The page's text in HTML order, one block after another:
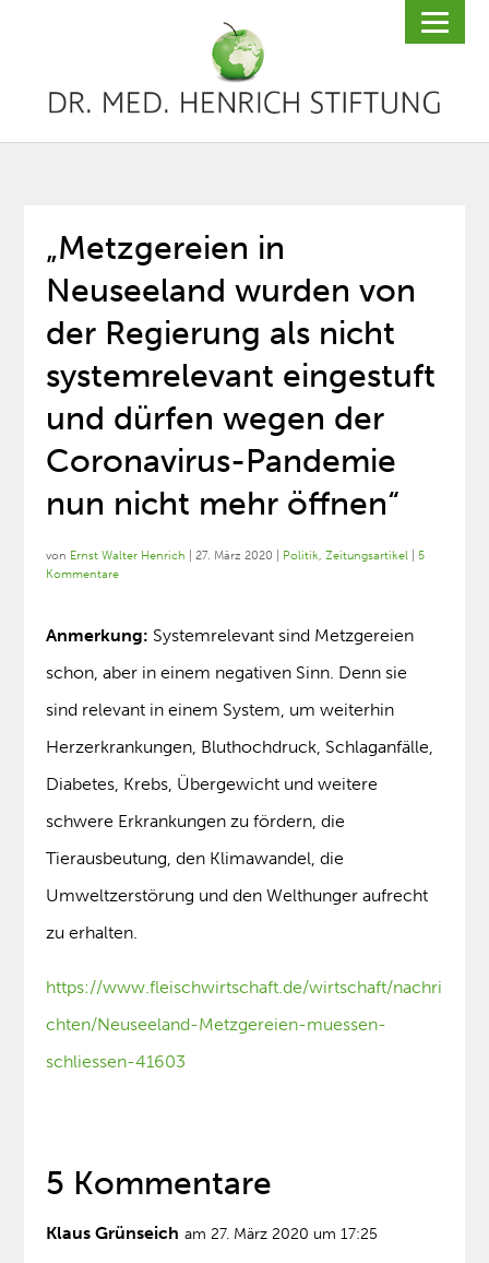
„Metzgereien in
Neuseeland wurden von
der Regierung als nicht
systemrelevant eingestuft
und dürfen wegen der
Coronavirus-Pandemie
nun nicht mehr öffnen“
von Ernst Walter Henrich |27. März 2020 Politik,Zeitungsartikel |5
Kommentare
Anmerkung: Systemrelevant sind Metzgereien
schon, aber in einem negativen Sinn. Denn sie
sind relevant in einem System, um weiterhin
Herzerkrankungen, Bluthochdruck, Schlaganfälle,
Diabetes, Krebs, Übergewicht und weitere
schwere Erkrankungen zu fördern, die
Tierausbeutung, den Klimawandel, die
Umweltzerstörung und den Welthunger aufrecht
zu erhalten.
https://www.fleischwirtschaft.de/wirtschaft/nachri
chten/Neuseeland-Metzgereien-muessen-
schliessen-41603
5 Kommentare
Klaus Grünseich am 27. März 2020 um 17:25